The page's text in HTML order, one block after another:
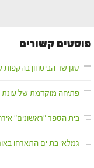
פוסטים קשורים
סגן שר הביטחון
פתיחה מוקדמת של
בית הספר "ראשונים"
גמלאי בת ים התארחו